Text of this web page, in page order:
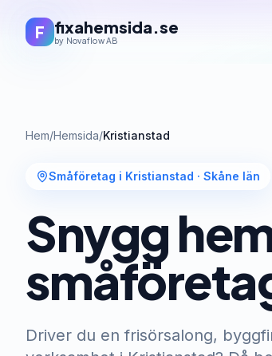
F fixahemsida.se
by Novaflow AB
Hem/Hemsida/Kristianstad
Småföretag i Kristianstad · Skåne län
Snygg
Driver du en frisörsalong,